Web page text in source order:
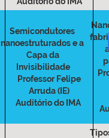
Semicondutores
nanoestruturados e a
Capa da
Invisibilidade
Professor Felipe
Arruda (IE)
Auditório do IMA